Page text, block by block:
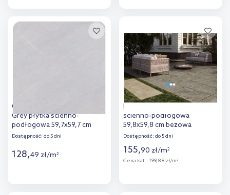
porównania
Cerrad Stonehenge Light
Grey płytka ścienno-
podłogowa 59,7x59,7 cm
szara
Dostępność: do 5 dni
128,49 zł/m2
Korzilius Escala płytka
ścienno-podłogowa
59,8x59,8 cm beżowa
Dostępność: do 5 dni
155,90 zł/m2
Cena kat.: 199,88 zł/m2